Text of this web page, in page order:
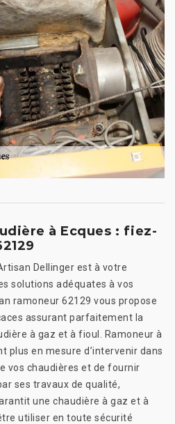
à Ecques : fiez-
Dellinger est à votre
solutions adéquates à vos
ramoneur 62129 vous propose
assurant parfaitement la
à gaz et à fioul. Ramoneur à
plus en mesure d’intervenir dans
vos chaudières et de fournir
ses travaux de qualité,
une chaudière à gaz et à
utiliser en toute sécurité